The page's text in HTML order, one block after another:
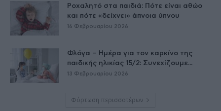
Ροχαλητό στα παιδιά: Πότε είναι αθώο
και πότε «δείχνει» άπνοια ύπνου
16 Φεβρουαρίου 2026
Φλόγα – Ημέρα για τον καρκίνο της
παιδικής ηλικίας 15/2: Συνεχίζουμε...
13 Φεβρουαρίου 2026
Φόρτωση περισσοτέρων